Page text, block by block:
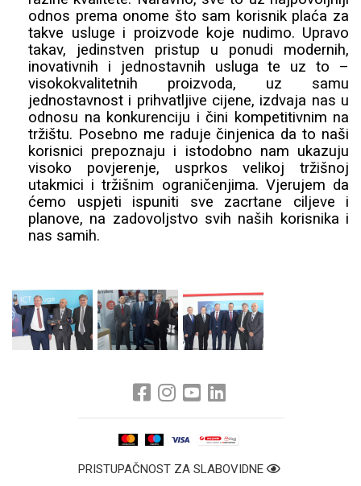
odnos prema onome što sam korisnik plaća za
takve usluge i proizvode koje nudimo. Upravo
takav, jedinstven pristup u ponudi modernih,
inovativnih i jednostavnih usluga te uz to –
visokokvalitetnih proizvoda, uz samu
jednostavnost i prihvatljive cijene, izdvaja nas u
odnosu na konkurenciju i čini kompetitivnim na
tržištu. Posebno me raduje činjenica da to naši
korisnici prepoznaju i istodobno nam ukazuju
visoko povjerenje, usprkos velikoj tržišnoj
utakmici i tržišnim ograničenjima. Vjerujem da
ćemo uspjeti ispuniti sve zacrtane ciljeve i
planove, na zadovoljstvo svih naših korisnika i
nas samih.
PRISTUPAČNOST ZA SLABOVIDNE